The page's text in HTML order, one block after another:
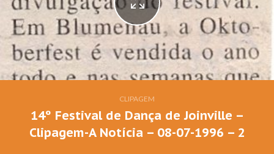
CLIPAGEM
14º Festival de Dança de Joinville –
Clipagem-A Notícia – 08-07-1996 – 2